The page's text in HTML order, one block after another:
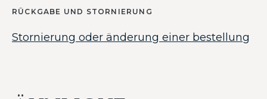
RÜCKGABE UND STORNIERUNG
Stornierung oder änderung einer bestellung